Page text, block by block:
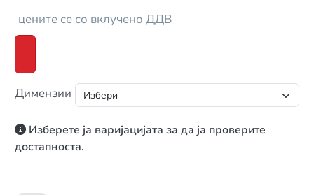
цените се со вклучено ДДВ
Димензии
Изберете ја варијацијата за да ја проверите
достапноста.